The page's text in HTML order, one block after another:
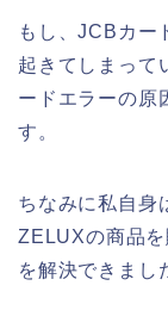
もし、JCBカー
起きてしまって
ードエラーの原
す。
ちなみに私自身
ZELUXの商品
を解決できまし